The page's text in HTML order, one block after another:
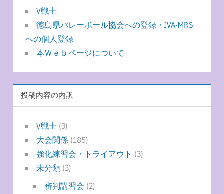
V戦士
徳島県バレーボール協会への登録・JVA-MRS
への個人登録
本Ｗｅｂページについて
投稿内容の内訳
V戦士(3)
大会関係(185)
強化練習会・トライアウト (3)
未分類(3)
審判講習会 (2)